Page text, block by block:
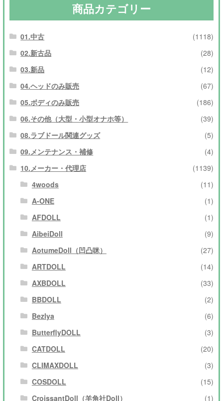
商品カテゴリー
01.中古
(1118)
02.新古品
(28)
03.新品
(12)
04.ヘッドのみ販売
(67)
05.ボディのみ販売
(186)
06.その他（大型・小型オナホ等）
(39)
08.ラブドール関連グッズ
(5)
09.メンテナンス・補修
(4)
10.メーカー・代理店
(1139)
4woods
(11)
A-ONE
(1)
AFDOLL
(1)
AibeiDoll
(9)
AotumeDoll（凹凸咪）
(27)
ARTDOLL
(14)
AXBDOLL
(33)
BBDOLL
(2)
Bezlya
(6)
ButterflyDOLL
(3)
CATDOLL
(20)
CLIMAXDOLL
(3)
COSDOLL
(15)
CroissantDoll（羊角社Doll）
(1)